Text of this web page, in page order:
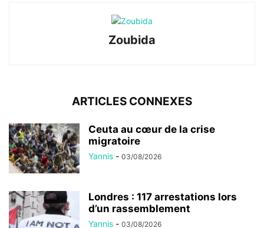
Zoubida
ARTICLES CONNEXES
Ceuta au cœur de la crise
migratoire
Yannis - 03/08/2026
Londres : 117 arrestations lors
d’un rassemblement
Yannis - 03/08/2026